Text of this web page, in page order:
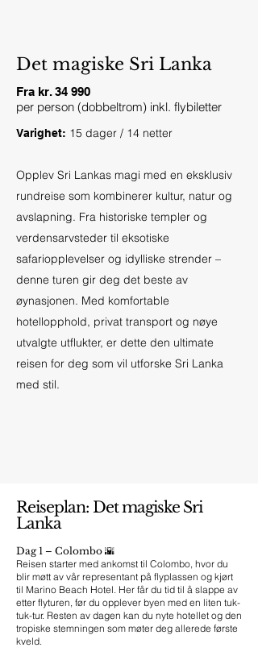
Det magiske Sri Lanka
Fra kr. 34 990
per person (dobbeltrom) inkl. flybiletter
Varighet: 15 dager / 14 netter
Opplev Sri Lankas magi med en eksklusiv
rundreise som kombinerer kultur, natur og
avslapning. Fra historiske templer og
verdensarvsteder til eksotiske
safariopplevelser og idylliske strender –
denne turen gir deg det beste av
øynasjonen. Med komfortable
hotellopphold, privat transport og nøye
utvalgte utflukter, er dette den ultimate
reisen for deg som vil utforske Sri Lanka
med stil.
Reiseplan: Det magiske Sri
Lanka
Dag 1 – Colombo 🌇
Reisen starter med ankomst til Colombo, hvor du
blir møtt av vår representant på flyplassen og kjørt
til Marino Beach Hotel. Her får du tid til å slappe av
etter flyturen, før du opplever byen med en liten tuk-
tuk-tur. Resten av dagen kan du nyte hotellet og den
tropiske stemningen som møter deg allerede første
kveld.